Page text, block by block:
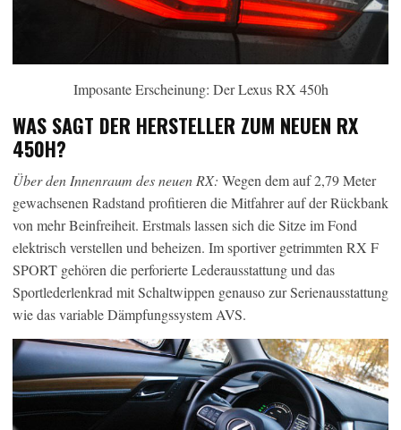
Imposante Erscheinung: Der Lexus RX 450h
WAS SAGT DER HERSTELLER ZUM NEUEN RX
450H?
Über den Innenraum des neuen RX: Wegen dem auf 2,79 Meter
gewachsenen Radstand profitieren die Mitfahrer auf der Rückbank
von mehr Beinfreiheit. Erstmals lassen sich die Sitze im Fond
elektrisch verstellen und beheizen. Im sportiver getrimmten RX F
SPORT gehören die perforierte Lederausstattung und das
Sportlederlenkrad mit Schaltwippen genauso zur Serienausstattung
wie das variable Dämpfungssystem AVS.